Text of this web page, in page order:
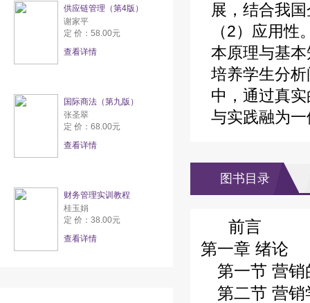
供应链管理（第4版）
谢家平
定 价：58.00元
查看详情
国际商法（第九版）
张圣翠
定 价：68.00元
查看详情
财务管理实训教程
桂玉娟
定 价：38.00元
查看详情
展，结合我
（2）应用
本原理与基
培养学生分
中，通过真
与实践融为
图书目录
前言
第一章 绪论
第一节 营销
第二节 营销